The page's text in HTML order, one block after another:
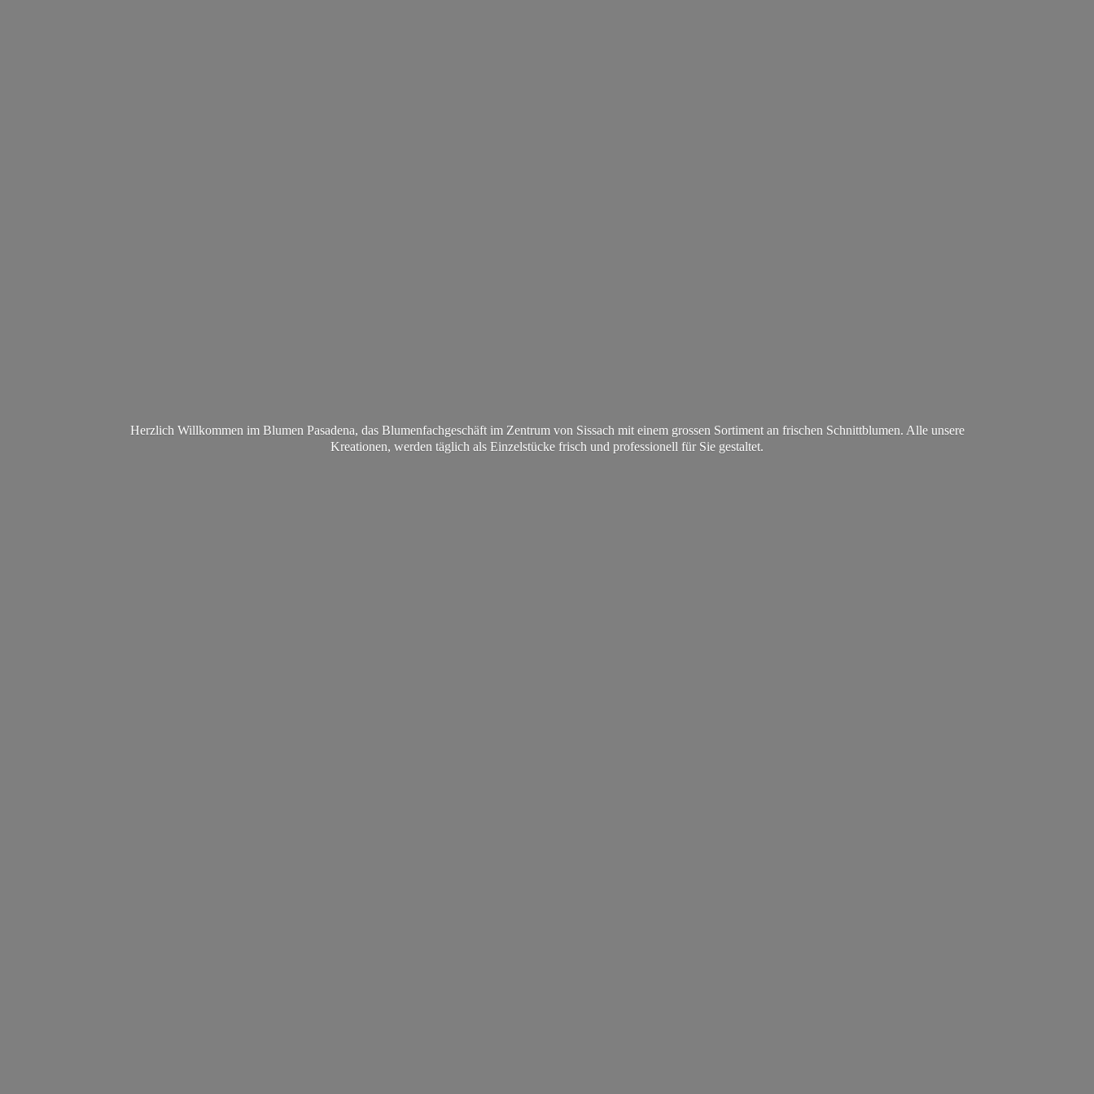
Herzlich Willkommen im Blumen Pasadena, das Blumenfachgeschäft im Zentrum von Sissach mit einem grossen Sortiment an frischen Schnittblumen. Alle unsere
Kreationen, werden täglich als Einzelstücke frisch und professionell für Sie gestaltet.